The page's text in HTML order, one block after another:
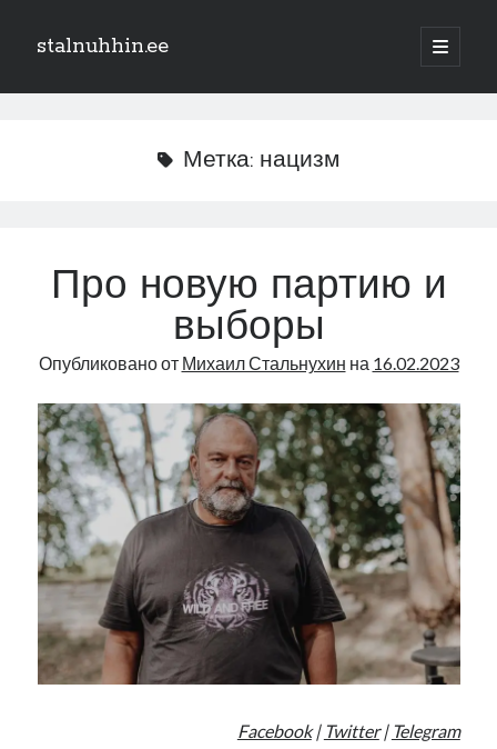
stalnuhhin.ee
отрыть
Боковая
В мире
Интеграция
Книга
Нарва и северо-восток
Обзор прессы
Образование
Парламент и правительство
Фотографии
Экономика
Эстония и Россия
Метки
takinada андрус ансип
Метка: нацизм
Про новую партию и
выборы
Опубликовано от Михаил Стальнухин на 16.02.2023
Facebook| Twitter| Telegram